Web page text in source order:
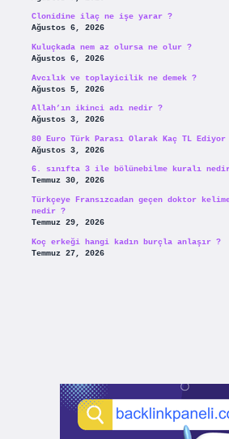
Clonidine ilaç ne işe yarar ?
Ağustos 6, 2026
Kuluçkada nem az olursa ne olur ?
Ağustos 6, 2026
Avcılık ve toplayicilik ne demek ?
Ağustos 5, 2026
Allah’ın ikinci adı nedir ?
Ağustos 3, 2026
80 Euro Türk Parası Olarak Kaç TL Ediyor
Ağustos 3, 2026
6. sınıfta 3 ile bölünebilme kuralı
Temmuz 30, 2026
Türkçeye Fransızcadan geçen doktor
nedir ?
Temmuz 29, 2026
Koç erkeği hangi kadın burçla anlaşır ?
Temmuz 27, 2026